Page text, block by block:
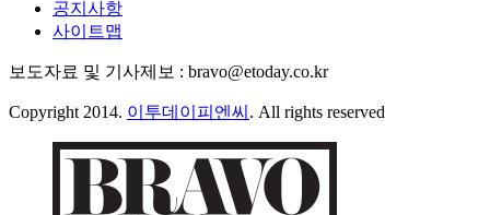
공지사항
사이트맵
보도자료 및 기사제보 : bravo@etoday.co.kr
Copyright 2014. 이투데이피엔씨 . All rights reserved